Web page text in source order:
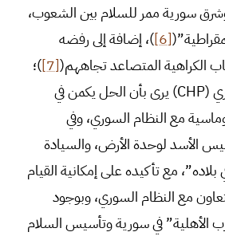
سورية ممر للسلام بين الشعوب،
[6]
)، إضافة إلى رفضه
الكراهية المتصاعد تجاههم([7]
)؛
فإن الشعب الجمهوري (CHP) يرى بأن الحل يكمن في
مع النظام السوري، وفي
الأسد لوحدة الأرض، والسيادة
مع تأكيده على إمكانية القيام
مع النظام السوري، وبوجود
الأهلية” في سورية وتأسيس السلام